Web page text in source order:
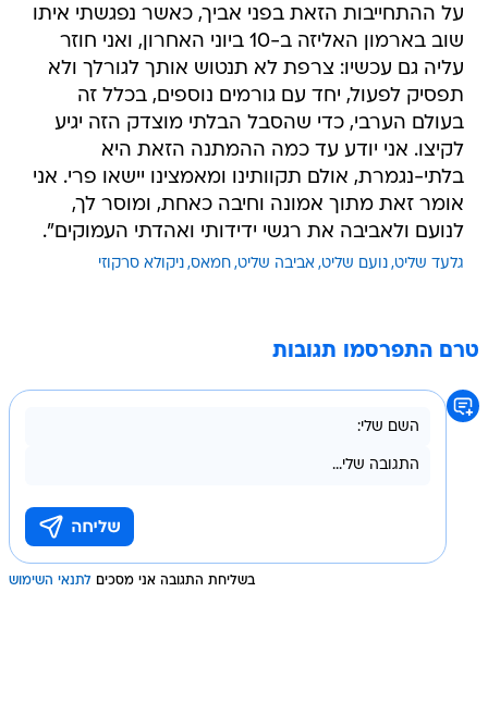
על ההתחייבות הזאת בפני אביך, כאשר נפגשתי איתו
שוב בארמון האליזה ב-10 ביוני האחרון, ואני חוזר
עליה גם עכשיו: צרפת לא תנטוש אותך לגורלך ולא
תפסיק לפעול, יחד עם גורמים נוספים, בכלל זה
בעולם הערבי, כדי שהסבל הבלתי מוצדק הזה יגיע
לקיצו. אני יודע עד כמה ההמתנה הזאת היא
בלתי-נגמרת, אולם תקוותינו ומאמצינו יישאו פרי. אני
אומר זאת מתוך אמונה וחיבה כאחת, ומוסר לך,
לנועם ולאביבה את רגשי ידידותי ואהדתי העמוקים".
גלעד שליט נועם שליט אביבה שליט חמאס ניקולא סרקוזי
טרם התפרסמו תגובות
בשליחת התגובה אני מסכים לתנאי השימוש